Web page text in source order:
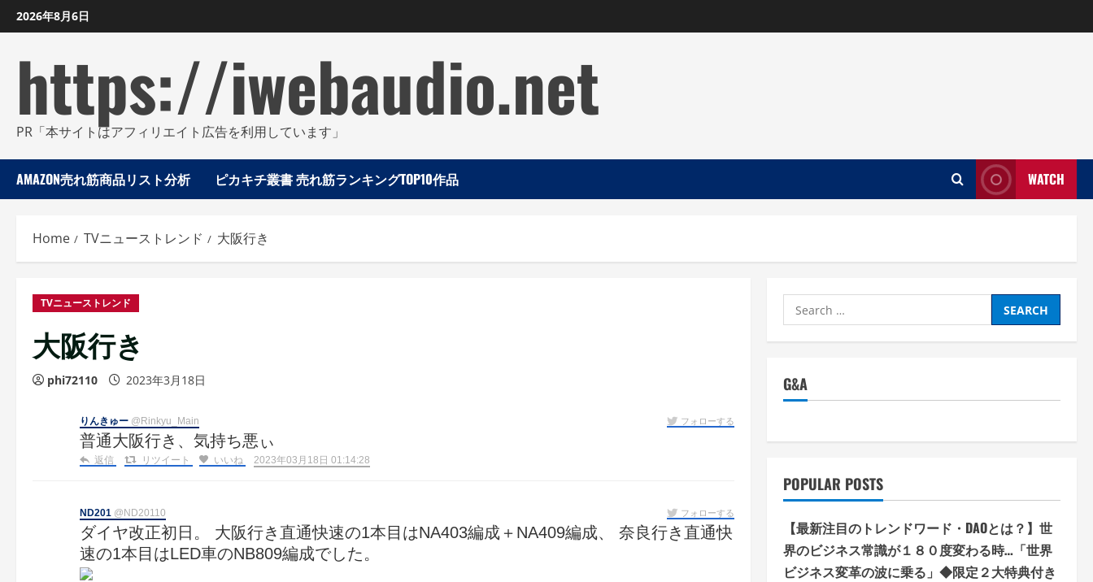
Skip
to
2026年8月6日
https://iwebaudio.net
PR「本サイトはアフィリエイト広告を利用しています」
AMAZON売れ筋商品リスト分析 ピカキチ叢書 売れ筋ランキングTOP10作品 WATCH
Home TVニューストレンド 大阪行き
TVニューストレンド
大阪行き
phi72110 2023年3月18日
りんきゅー @Rinkyu_Main フォローする
普通大阪行き、気持ち悪ぃ
返信 リツイート いいね 2023年03月18日 01:14:28
ND201 @ND20110 フォローする
ダイヤ改正初日。 大阪行き直通快速の1本目はNA403編成＋NA409編成、 奈良行き直通快
速の1本目はLED車のNB809編成でした。
Search
for:
G&A
POPULAR POSTS
【最新注目のトレンドワード・DAOとは？】世
界のビジネス常識が１８０度変わる時…「世界
ビジネス変革の波に乗る」◆限定２大特典付き